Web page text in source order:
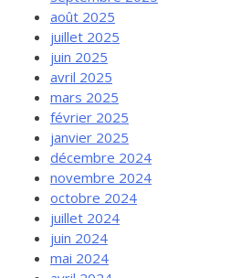
août 2025
juillet 2025
juin 2025
avril 2025
mars 2025
février 2025
janvier 2025
décembre 2024
novembre 2024
octobre 2024
juillet 2024
juin 2024
mai 2024